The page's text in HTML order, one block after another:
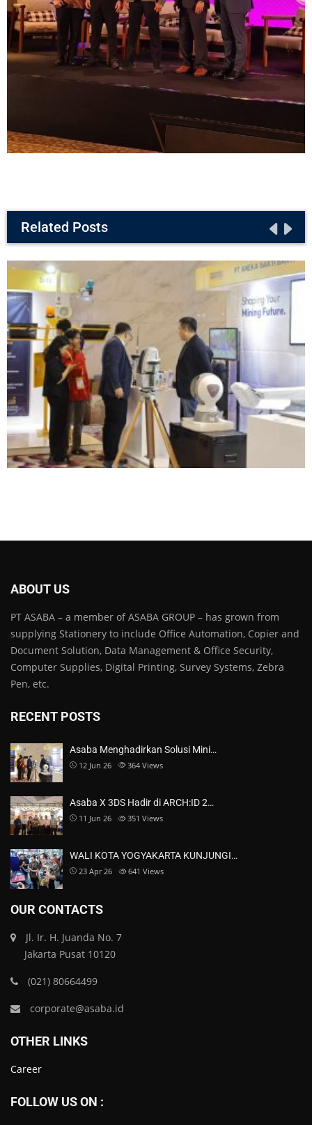
Related Posts
ABOUT US
PT ASABA – a member of ASABA GROUP – has grown from
supplying Stationery to include Office Automation, Copier and
Document Solution, Data Management & Office Security,
Computer Supplies, Digital Printing, Survey Systems, Zebra
Pen, etc.
RECENT POSTS
Asaba Menghadirkan Solusi Mini…
12 Jun 26 364 Views
Asaba X 3DS Hadir di ARCH:ID 2…
11 Jun 26 351 Views
WALI KOTA YOGYAKARTA KUNJUNGI…
23 Apr 26 641 Views
OUR CONTACTS
Jl. Ir. H. Juanda No. 7
Jakarta Pusat 10120
(021) 80664499
corporate@asaba.id
OTHER LINKS
Career
FOLLOW US ON :